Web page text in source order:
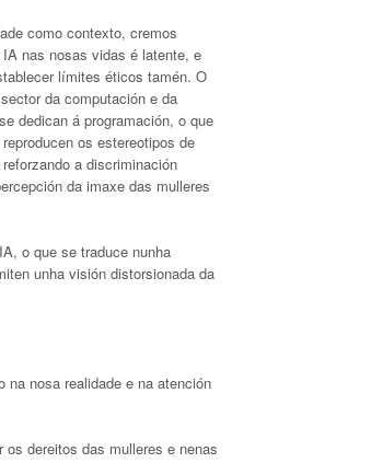
como contexto, cremos
nas nosas vidas é latente, e
límites éticos tamén. O
da computación e da
dedican á programación, o que
os estereotipos de
a discriminación
da imaxe das mulleres
o que se traduce nunha
unha visión distorsionada da
nosa realidade e na atención
dereitos das mulleres e nenas